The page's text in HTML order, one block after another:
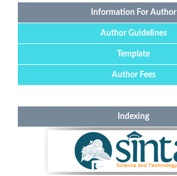
Information For Author
Author Guidelines
Template
Author Fees
Indexing